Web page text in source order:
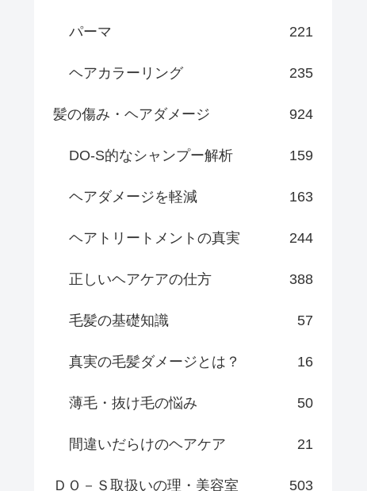
パーマ 221
ヘアカラーリング 235
髪の傷み・ヘアダメージ 924
DO-S的なシャンプー解析 159
ヘアダメージを軽減 163
ヘアトリートメントの真実 244
正しいヘアケアの仕方 388
毛髪の基礎知識 57
真実の毛髪ダメージとは？ 16
薄毛・抜け毛の悩み 50
間違いだらけのヘアケア 21
ＤＯ－Ｓ取扱いの理・美容室 503